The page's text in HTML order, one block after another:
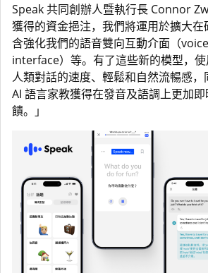
Speak 共同創辦人暨執行長 Connor
獲得的資金挹注，我們將運用於擴大
含強化我們的語音雙向互動介面（
interface）等。有了這些新的模型，
人類對話的速度、輕鬆和自然流暢感
AI 語言家教獲得在發音及語調上更加
饋。」